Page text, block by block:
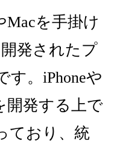
Macを手掛け
発されたプ
す。iPhoneや
開発する上で
ており、統